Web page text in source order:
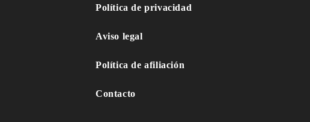
Política de privacidad
Aviso legal
Política de afiliación
Contacto